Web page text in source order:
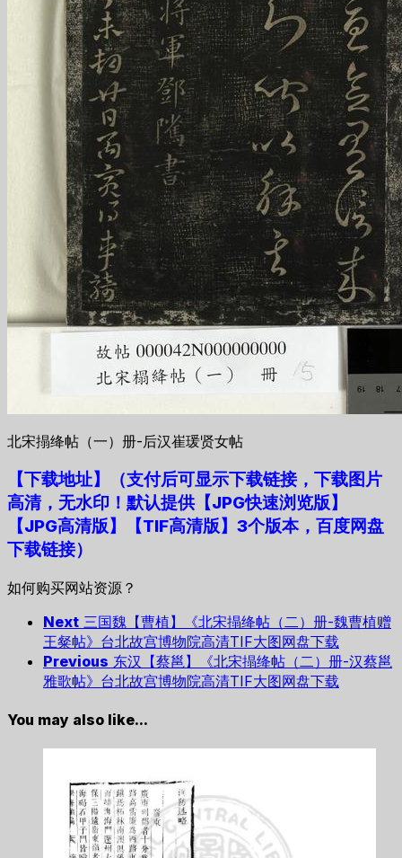
北宋搨绛帖（一）册-后汉崔瑗贤女帖
【下载地址】
（支付后可显示下载链接，下载图片
高清，无水印！默认提供【JPG快速浏览版】
【JPG高清版】【TIF高清版】3个版本，百度网盘
下载链接）
如何购买网站资源？
Next 三国魏【曹植】《北宋搨绛帖（二）册-魏曹植赠
王粲帖》台北故宫博物院高清TIF大图网盘下载
Previous 东汉【蔡邕】《北宋搨绛帖（二）册-汉蔡邕
雅歌帖》台北故宫博物院高清TIF大图网盘下载
You may also like...